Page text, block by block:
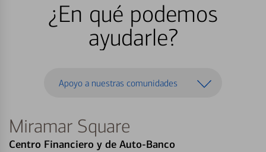
¿En qué podemos
ayudarle?
Apoyo a nuestras comunidades
Miramar Square
Centro Financiero y de Auto-Banco